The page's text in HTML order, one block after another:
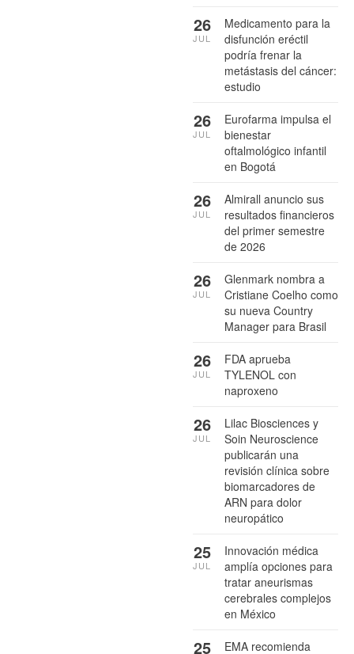
Medicamento para la
disfunción eréctil
podría frenar la
metástasis del cáncer:
estudio
26
JUL
Eurofarma impulsa el
bienestar
oftalmológico infantil
en Bogotá
26
JUL
Almirall anuncio sus
resultados financieros
del primer semestre
de 2026
26
JUL
Glenmark nombra a
Cristiane Coelho como
su nueva Country
Manager para Brasil
26
JUL
FDA aprueba
TYLENOL con
naproxeno
26
JUL
Lilac Biosciences y
Soin Neuroscience
publicarán una
revisión clínica sobre
biomarcadores de
ARN para dolor
neuropático
26
JUL
Innovación médica
amplía opciones para
tratar aneurismas
cerebrales complejos
en México
25
JUL
EMA recomienda
25